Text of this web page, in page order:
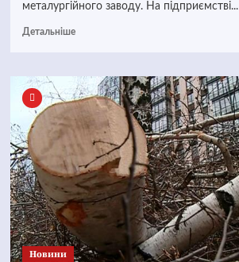
металургійного заводу. На підприємстві...
Детальніше
Новини